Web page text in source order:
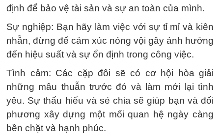
định để bảo vệ tài sản và sự an toàn của mình.
Sự nghiệp: Bạn hãy làm việc với sự tỉ mỉ và kiên
nhẫn, đừng để cảm xúc nóng vội gây ảnh hưởng
đến hiệu suất và sự ổn định trong công việc.
Tình cảm: Các cặp đôi sẽ có cơ hội hòa giải
những mâu thuẫn trước đó và làm mới lại tình
yêu. Sự thấu hiểu và sẻ chia sẽ giúp bạn và đối
phương xây dựng một mối quan hệ ngày càng
bền chặt và hạnh phúc.